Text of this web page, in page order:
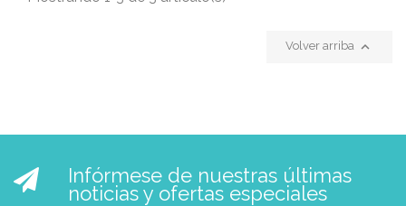
Volver arriba 
Infórmese de nuestras últimas
noticias y ofertas especiales